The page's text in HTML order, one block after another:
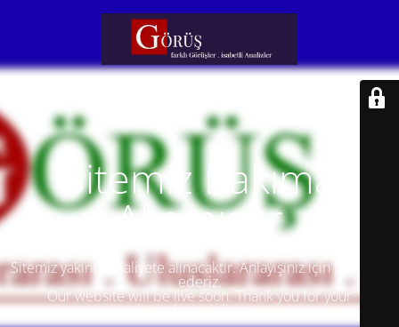
Sitemiz Bakıma
Alınmıştır
Sitemiz yakında faaliyete alınacaktır. Anlayışınız için teşekkür
ederiz.
Our website will be live soon. Thank you for your
understanding.